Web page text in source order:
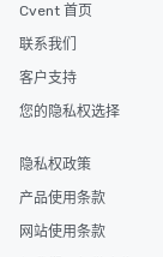
Cvent 首页
联系我们
客户支持
您的隐私权选择
隐私权政策
产品使用条款
网站使用条款